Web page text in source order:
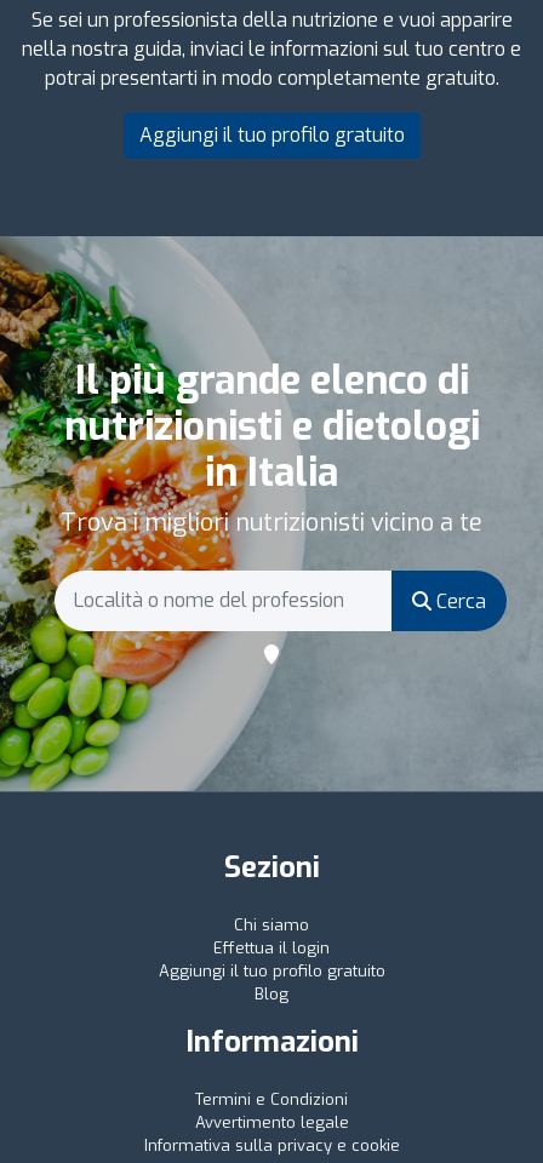
Se sei un professionista della nutrizione e vuoi apparire
nella nostra guida, inviaci le informazioni sul tuo centro e
potrai presentarti in modo completamente gratuito.
Aggiungi il tuo profilo gratuito
Il più grande elenco di
nutrizionisti e dietologi
in Italia
Trova i migliori nutrizionisti vicino a te
Cerca
Sezioni
Chi siamo
Effettua il login
Aggiungi il tuo profilo gratuito
Blog
Informazioni
Termini e Condizioni
Avvertimento legale
Informativa sulla privacy e cookie